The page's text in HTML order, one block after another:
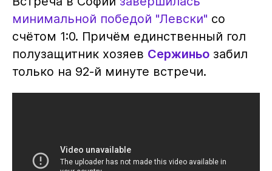
минимальной победой "Левски" со
счётом 1:0. Причём единственный гол
полузащитник хозяев Сержиньозабил
только на 92-й минуте встречи.